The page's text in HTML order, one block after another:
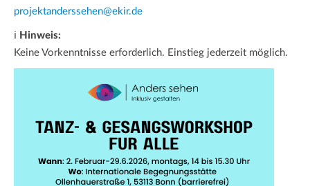
projektanderssehen@ekir.de
ℹ Hinweis:
Keine Vorkenntnisse erforderlich. Einstieg jederzeit möglich.